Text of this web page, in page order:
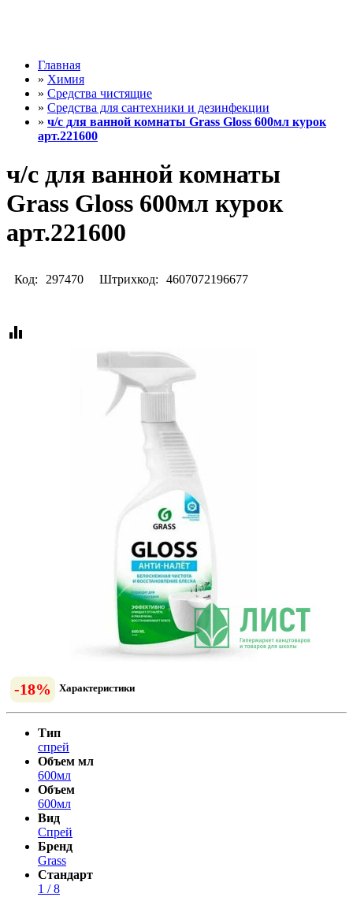
Главная
» Химия
» Средства чистящие
» Средства для сантехники и дезинфекции
» ч/с для ванной комнаты Grass Gloss 600мл курок
арт.221600
ч/с для ванной комнаты
Grass Gloss 600мл курок
арт.221600
Код: 297470 Штрихкод: 4607072196677
equalizer
-18% Характеристики
Тип
спрей
Объем мл
600мл
Объем
600мл
Вид
Спрей
Бренд
Grass
Стандарт
1 / 8